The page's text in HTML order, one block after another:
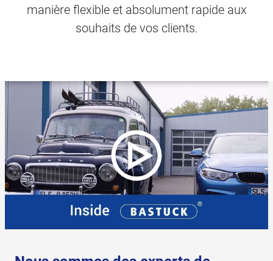
manière flexible et absolument rapide aux
souhaits de vos clients.